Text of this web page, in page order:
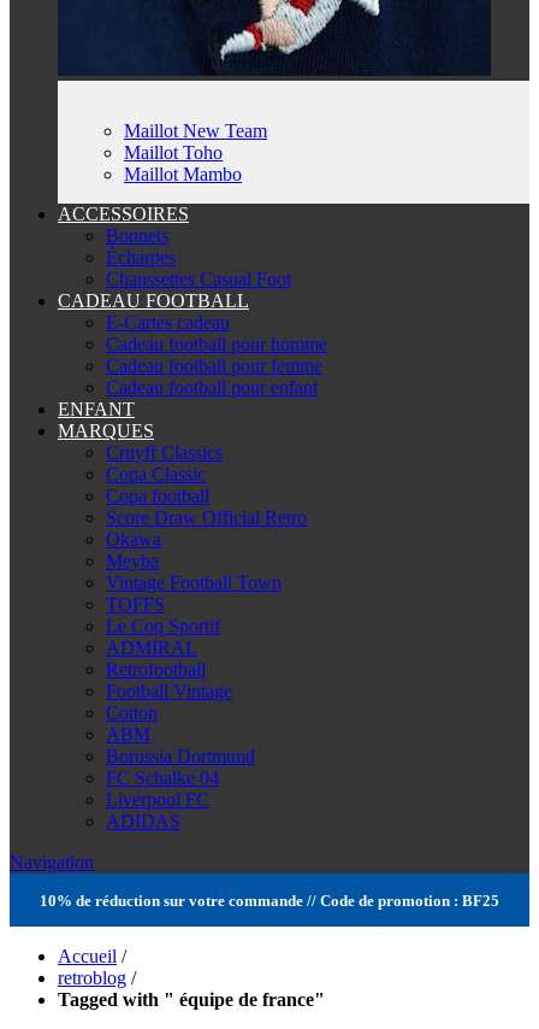
Maillot New Team
Maillot Toho
Maillot Mambo
ACCESSOIRES
Bonnets
Écharpes
Chaussettes Casual Foot
CADEAU FOOTBALL
E-Cartes cadeau
Cadeau football pour homme
Cadeau football pour femme
Cadeau football pour enfant
ENFANT
MARQUES
Cruyff Classics
Copa Classic
Copa football
Score Draw Official Retro
Okawa
Meyba
Vintage Football Town
TOFFS
Le Coq Sportif
ADMIRAL
Retrofootball
Football Vintage
Cotton
ABM
Borussia Dortmund
FC Schalke 04
Liverpool FC
ADIDAS
Navigation
10% de réduction sur votre commande // Code de promotion : BF25
Accueil /
retroblog /
Tagged with " équipe de france"